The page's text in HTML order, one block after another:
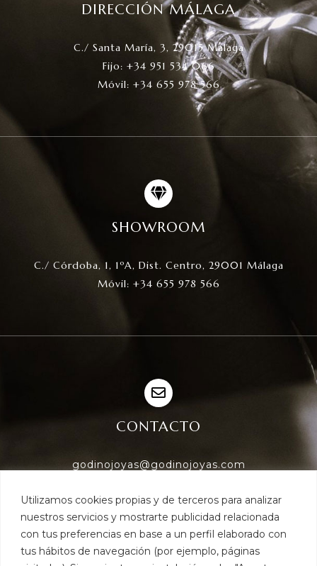
Utilizamos cookies propias y de terceros para analizar
nuestros servicios y mostrarte publicidad relacionada
con tus preferencias en base a un perfil elaborado con
tus hábitos de navegación (por ejemplo, páginas
DIRECCIÓN MÁLAGA
C./ Santa María, 3, 29015 Málaga
Fijo: +34 951 534 066
Móvil: +34 655 978 566
SHOWROOM
C./ Córdoba, 1, 1ºA, Dist. Centro, 29001 Málaga
Móvil: +34 655 978 566
CONTACTO
godinojoyas@godinojoyas.com
www.godinojoyas.com